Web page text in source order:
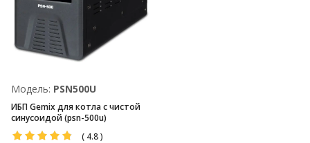
Модель: PSN500U
ИБП Gemix для котла с чистой
синусоидой (psn-500u)
( 4.8)